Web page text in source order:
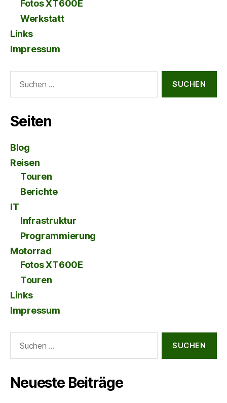
Fotos XT600E
Werkstatt
Links
Impressum
nach:
Seiten
Blog
Reisen
Touren
Berichte
IT
Infrastruktur
Programmierung
Motorrad
Fotos XT600E
Touren
Links
Impressum
nach:
Neueste Beiträge